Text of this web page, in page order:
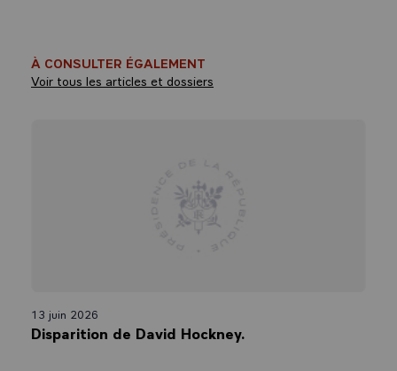
À CONSULTER ÉGALEMENT
Voir tous les articles et dossiers
13 juin 2026
Disparition de David Hockney.